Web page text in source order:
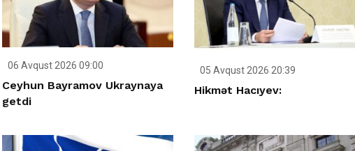
06 Avqust 2026 09:00
Ceyhun Bayramov Ukraynaya
getdi
05 Avqust 2026 20:39
Hikmət Hacıyev: